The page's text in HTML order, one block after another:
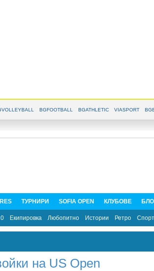
BGFOOTBALL BGATHLETIC VIASPORT
ТУРНИРИ SOFIA OPEN КЛУБОВЕ
Екипировка Любопитно Истории Ретро
на US Open